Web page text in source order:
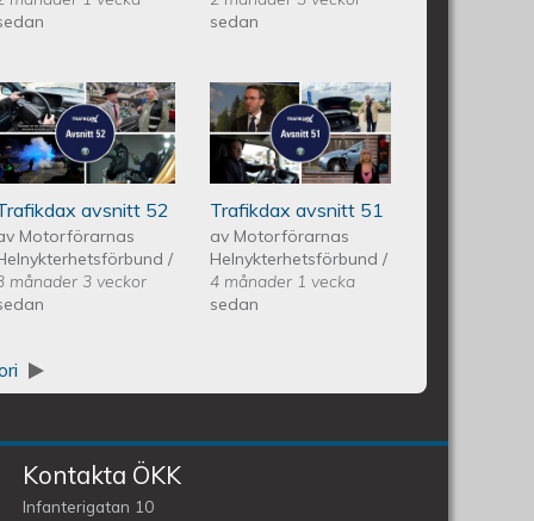
sedan
53 - Avsnitt 52
avsnitt 52
Motorförarnas
/
månader 3 veckor
Trafikdax -
Avsnitt 51
Trafikdax avsnitt 51
av Motorförarnas
Helnykterhetsförbund/
4 månader 1 vecka
sedan
Kontakta ÖKK
Infanterigatan 10